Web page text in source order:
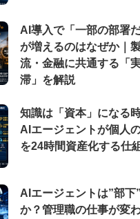
AI導入で「一部の部署
が増えるのはなぜか｜
流・金融に共通する「
滞」を解説
知識は「資本」にな
AIエージェントが個人
を24時間資産化する仕
AIエージェントは”部下
か？管理職の仕事が変